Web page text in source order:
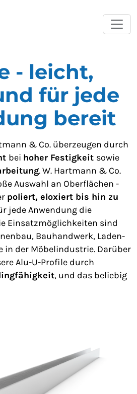
- leicht,
für jede
bereit
& Co. überzeugen durch
bei hoher Festigkeit sowie
. W. Hartmann & Co.
Auswahl an Oberflächen -
poliert, eloxiert bis hin zu
jede Anwendung die
Einsatzmöglichkeiten sind
Bauhandwerk, Laden-
in der Möbelindustrie. Darüber
Alu-U-Profile durch
, und das beliebig